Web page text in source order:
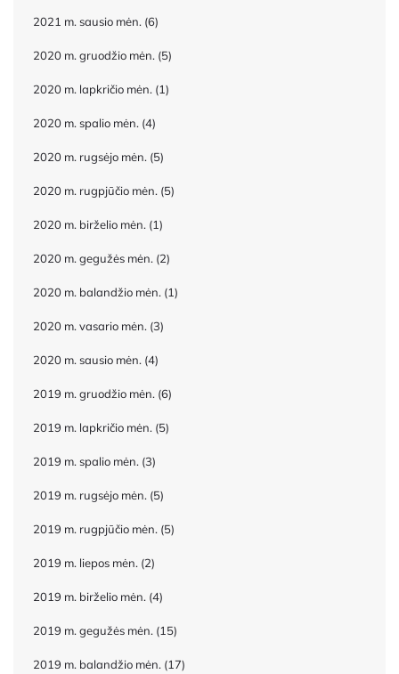
2021 m. sausio mėn. (6)
2020 m. gruodžio mėn. (5)
2020 m. lapkričio mėn. (1)
2020 m. spalio mėn. (4)
2020 m. rugsėjo mėn. (5)
2020 m. rugpjūčio mėn. (5)
2020 m. birželio mėn. (1)
2020 m. gegužės mėn. (2)
2020 m. balandžio mėn. (1)
2020 m. vasario mėn. (3)
2020 m. sausio mėn. (4)
2019 m. gruodžio mėn. (6)
2019 m. lapkričio mėn. (5)
2019 m. spalio mėn. (3)
2019 m. rugsėjo mėn. (5)
2019 m. rugpjūčio mėn. (5)
2019 m. liepos mėn. (2)
2019 m. birželio mėn. (4)
2019 m. gegužės mėn. (15)
2019 m. balandžio mėn. (17)